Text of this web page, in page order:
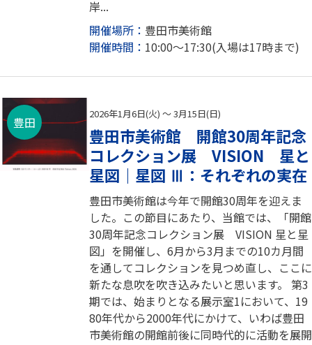
岸...
開催場所： 豊田市美術館
開催時間： 10:00～17:30(入場は17時まで)
豊田
2026年1月6日(火) ～ 3月15日(日)
豊田市美術館 開館30周年記念
コレクション展 VISION 星と
星図｜星図 Ⅲ：それぞれの実在
豊田市美術館は今年で開館30周年を迎えま
した。この節目にあたり、当館では、「開館
30周年記念コレクション展 VISION 星と星
図」を開催し、6月から3月までの10カ月間
を通してコレクションを見つめ直し、ここに
新たな息吹を吹き込みたいと思います。 第3
期では、始まりとなる展示室1において、19
80年代から2000年代にかけて、いわば豊田
市美術館の開館前後に同時代的に活動を展開